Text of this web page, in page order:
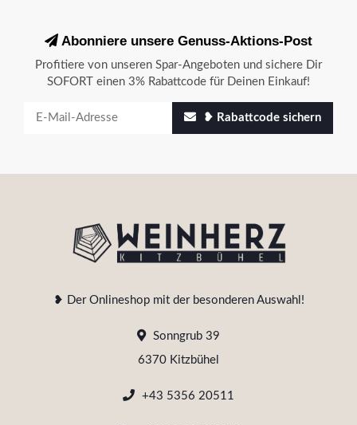
Abonniere unsere Genuss-Aktions-Post
Profitiere von unseren Spar-Angeboten und sichere Dir
SOFORT einen 3% Rabattcode für Deinen Einkauf!
❥ Rabattcode sichern
❥ Der Onlineshop mit der besonderen Auswahl!
Sonngrub 39
6370 Kitzbühel
+43 5356 20511